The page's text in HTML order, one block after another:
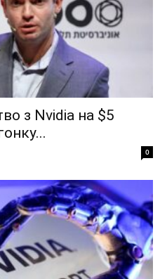
з Nvidia на $5
0